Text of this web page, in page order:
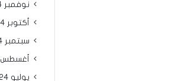
نوفمبر 2024
أكتوبر 2024
سبتمبر 2024
أغسطس 2024
يوليو 2024